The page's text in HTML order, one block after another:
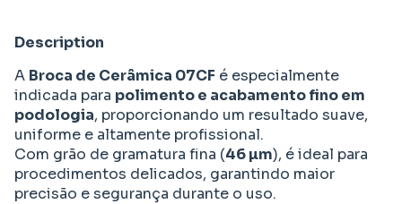
Description
A Broca de Cerâmica 07CF é especialmente
indicada para polimento e acabamento fino em
podologia, proporcionando um resultado suave,
uniforme e altamente profissional.
Com grão de gramatura fina (46 µm), é ideal para
procedimentos delicados, garantindo maior
precisão e segurança durante o uso.